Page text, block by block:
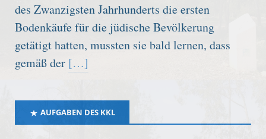
des Zwanzigsten Jahrhunderts die ersten
Bodenkäufe für die jüdische Bevölkerung
getätigt hatten, mussten sie bald lernen, dass
gemäß der […]
AUFGABEN DES KKL